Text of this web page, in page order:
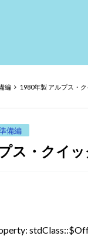
編 1980年製 アルプス・
備編
ス・クイ